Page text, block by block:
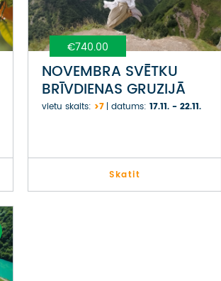
€740.00
NOVEMBRA SVĒTKU
BRĪVDIENAS GRUZIJĀ
vietu skaits: >7 datums: 17.11. - 22.11.
Skatit